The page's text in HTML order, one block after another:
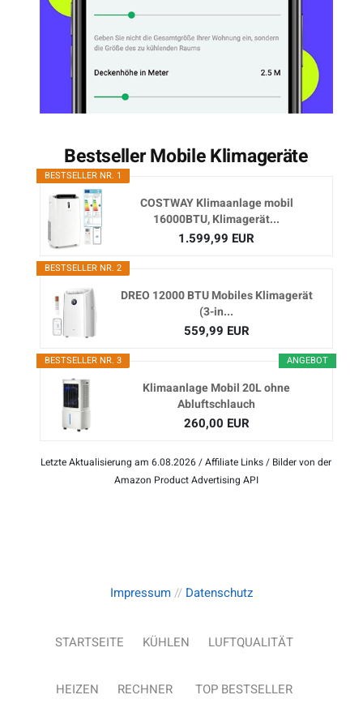
Bestseller Mobile Klimageräte
BESTSELLER NR. 1
COSTWAY Klimaanlage mobil
16000BTU, Klimagerät...
1.599,99 EUR
BESTSELLER NR. 2
DREO 12000 BTU Mobiles Klimagerät
(3-in...
559,99 EUR
ANGEBOT
BESTSELLER NR. 3
Klimaanlage Mobil 20L ohne
Abluftschlauch
260,00 EUR
Letzte Aktualisierung am 6.08.2026 / Affiliate Links / Bilder von der
Amazon Product Advertising API
Impressum// Datenschutz
STARTSEITE KÜHLEN LUFTQUALITÄT
HEIZEN RECHNER TOP BESTSELLER